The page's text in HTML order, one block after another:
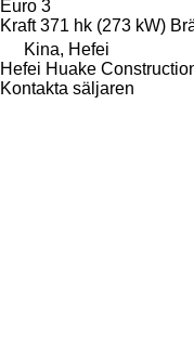
Euro 3
Kraft 371 hk (273 kW)
Kina, Hefei
Hefei Huake
Kontakta säljaren